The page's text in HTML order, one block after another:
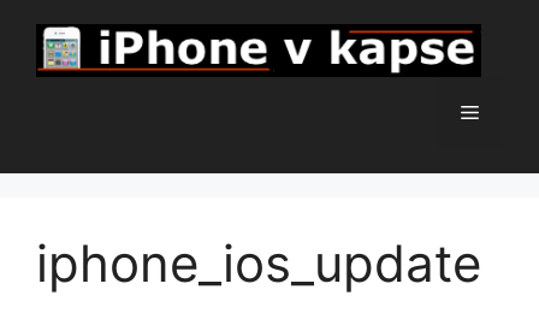
obsah
Menu
iphone_ios_update